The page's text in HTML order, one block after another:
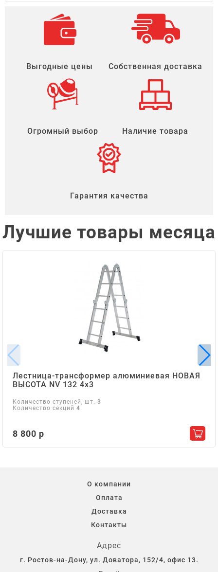
Выгодные цены Собственная доставка
Огромный выбор Наличие товара
Гарантия качества
Лучшие товары месяца
Лестница-трансформер алюминиевая НОВАЯ
ВЫСОТА NV 132 4х3
Количество ступеней, шт. 3
Количество секций 4
8 800 р
О компании
Оплата
Доставка
Контакты
Адрес
г. Ростов-на-Дону, ул. Доватора, 152/4, офис 13.